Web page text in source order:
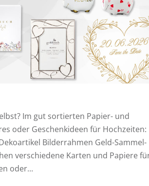
Im gut sortierten Papier- und
oder Geschenkideen für Hochzeiten:
Bilderrahmen Geld-Sammel-
verschiedene Karten und Papiere
oder...